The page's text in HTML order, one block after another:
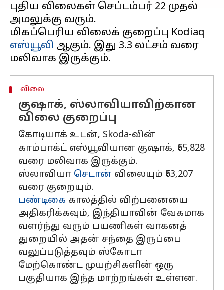
புதிய விலைகள் செப்டம்பர் 22 முதல்
அமலுக்கு வரும்.
மிகப்பெரிய விலைக் குறைப்பு Kodiaq
எஸ்யூவி ஆகும். இது ₹3.3 லட்சம் வரை
விலை
குஷாக், ஸ்லாவியாவிற்கான
விலை குறைப்பு
கோடியாக் உடன், Skoda-வின்
காம்பாக்ட் எஸ்யூவியான குஷாக், ₹65,828
வரை மலிவாக இருக்கும்.
ஸ்லாவியா செடான் விலையும் ₹63,207
வரை குறையும்.
பண்டிகை காலத்தில் விற்பனையை
அதிகரிக்கவும், இந்தியாவின் வேகமாக
வளர்ந்து வரும் பயணிகள் வாகனத்
துறையில் அதன் சந்தை இருப்பை
வலுப்படுத்தவும் ஸ்கோடா
மேற்கொண்ட முயற்சிகளின் ஒரு
பகுதியாக இந்த மாற்றங்கள் உள்ளன.